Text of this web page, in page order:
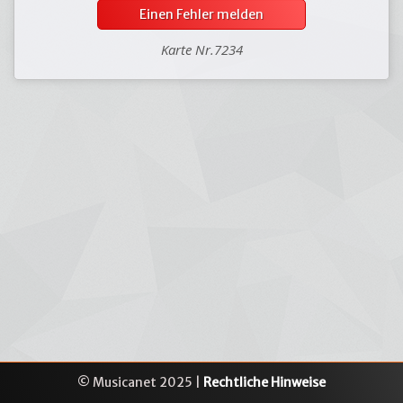
Einen Fehler melden
Karte Nr.7234
© Musicanet 2025 | Rechtliche Hinweise